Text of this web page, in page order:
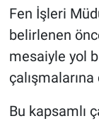
Fen İşleri
belirlenen
mesaiyle yol
Bu kapsamlı